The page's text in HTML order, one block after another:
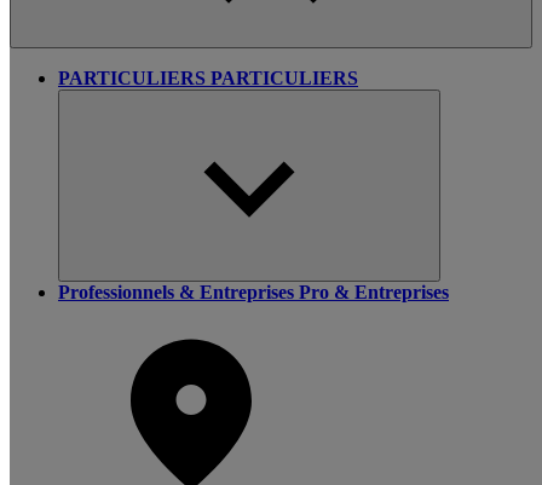
PARTICULIERS PARTICULIERS
Professionnels & Entreprises Pro & Entreprises